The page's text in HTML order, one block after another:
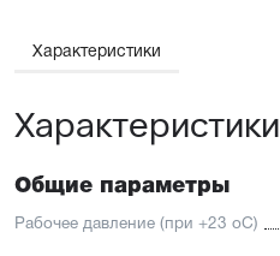
Характеристики
Характеристики
Общие параметры
Рабочее давление (при +23 oС)